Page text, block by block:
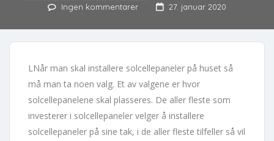
Ingen kommentarer
27. januar 2020
LNår man skal installere solcellepaneler på huset så
må man ta noen valg. Et av valgene er hvor
solcellepanelene skal plasseres. De aller fleste som
investerer i solcellepaneler velger å installere
solcellepaneler på sine tak, i de aller fleste tilfeller så vil